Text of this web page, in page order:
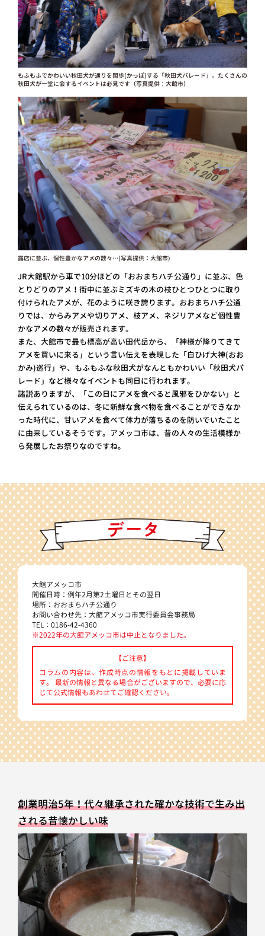
もふもふでかわいい秋田犬が通りを闊歩(かっぽ)する「秋田犬パレード」。たくさんの
秋田犬が一堂に会するイベントは必見です（写真提供：大館市）
露店に並ぶ、個性豊かなアメの数々…(写真提供：大館市)
JR大館駅から車で10分ほどの「おおまちハチ公通り」に並ぶ、色
とりどりのアメ！街中に並ぶミズキの木の枝ひとつひとつに取り
付けられたアメが、花のように咲き誇ります。おおまちハチ公通
りでは、からみアメや切りアメ、枝アメ、ネジリアメなど個性豊
かなアメの数々が販売されます。
また、大館市で最も標高が高い田代岳から、「神様が降りてきて
アメを買いに来る」という言い伝えを表現した「白ひげ大神(おお
かみ)巡行」や、もふもふな秋田犬がなんともかわいい「秋田犬パ
レード」など様々なイベントも同日に行われます。
諸説ありますが、「この日にアメを食べると風邪をひかない」と
伝えられているのは、冬に新鮮な食べ物を食べることができなか
った時代に、甘いアメを食べて体力が落ちるのを防いでいたこと
に由来しているそうです。アメッコ市は、昔の人々の生活模様か
ら発展したお祭りなのですね。
大館アメッコ市
開催日時：例年2月第2土曜日とその翌日
場所：おおまちハチ公通り
お問い合わせ先：大館アメッコ市実行委員会事務局
TEL：0186-42-4360
※2022年の大館アメッコ市は中止となりました。
【ご注意】
コラムの内容は、作成時点の情報をもとに掲載していま
す。 最新の情報と異なる場合がございますので、必要に応
じて公式情報もあわせてご確認ください。
創業明治5年！代々継承された確かな技術で生み出
される昔懐かしい味